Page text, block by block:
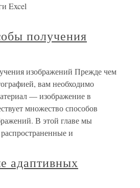
Excel
получения
изображений Прежде чем
вам необходимо
— изображение в
множество способов
В этой главе мы
и
адаптивных